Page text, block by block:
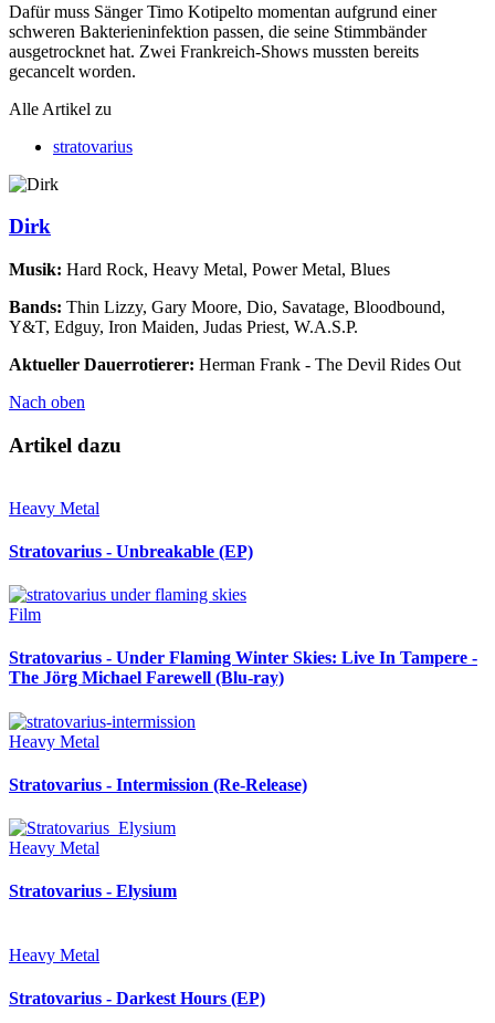
Dafür muss Sänger Timo Kotipelto momentan aufgrund einer
schweren Bakterieninfektion passen, die seine Stimmbänder
ausgetrocknet hat. Zwei Frankreich-Shows mussten bereits
gecancelt worden.
Alle Artikel zu
stratovarius
Dirk
Musik: Hard Rock, Heavy Metal, Power Metal, Blues
Bands: Thin Lizzy, Gary Moore, Dio, Savatage, Bloodbound,
Y&T, Edguy, Iron Maiden, Judas Priest, W.A.S.P.
Aktueller Dauerrotierer: Herman Frank - The Devil Rides Out
Nach oben
Artikel dazu
Heavy Metal
Stratovarius - Unbreakable (EP)
Film
Stratovarius - Under Flaming Winter Skies: Live In Tampere -
The Jörg Michael Farewell (Blu-ray)
Heavy Metal
Stratovarius - Intermission (Re-Release)
Heavy Metal
Stratovarius - Elysium
Heavy Metal
Stratovarius - Darkest Hours (EP)